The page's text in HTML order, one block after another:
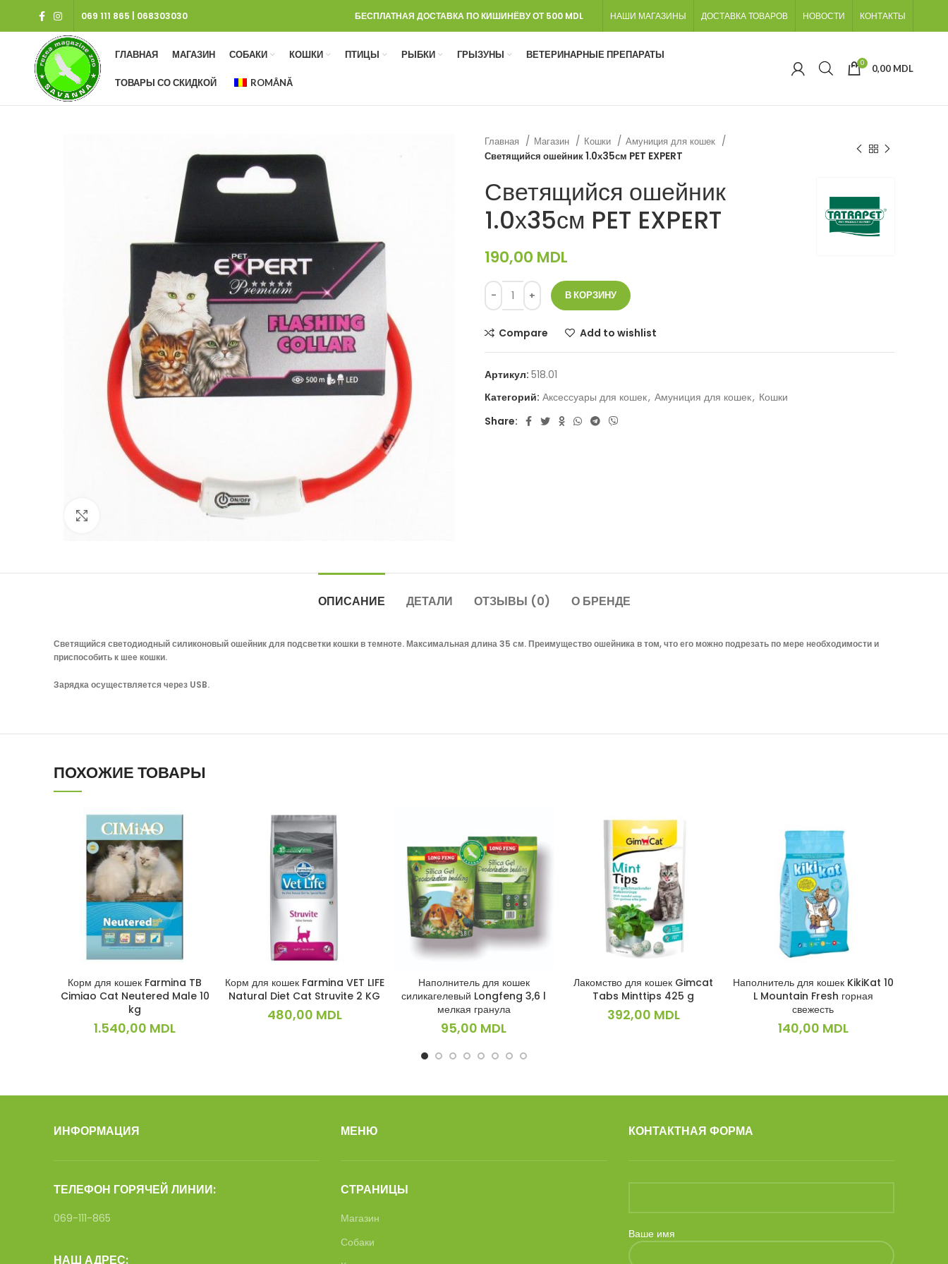
069 111 865 068303030 БЕСПЛАТНАЯ ДОСТАВКА ПО КИШИНЁВУ ОТ 500 MDL НАШИ МАГАЗИНЫ ДОСТАВКА ТОВАРОВ НОВОСТИ КОНТАКТЫ
ГЛАВНАЯ МАГАЗИН СОБАКИ КОШКИ ПТИЦЫ РЫБКИ ГРЫЗУНЫ ВЕТЕРИНАРНЫЕ ПРЕПАРАТЫ
ТОВАРЫ СО СКИДКОЙ ROMÂNĂ
0 0,00 MDL
Нажмите, чтобы увеличить
Главная Магазин Кошки
Амуниция для кошек
Светящийся ошейник 1.0х35см PET EXPERT
Светящийся ошейник
1.0х35см PET EXPERT
190,00 MDL
В КОРЗИНУ
Compare Add to wishlist
Артикул: 518.01
Категорий: Аксессуары для кошек, Амуниция для кошек, Кошки
Share:
ОПИСАНИЕ ДЕТАЛИ ОТЗЫВЫ (0) О БРЕНДЕ
Светящийся светодиодный силиконовый ошейник для подсветки кошки в темноте. Максимальная длина 35 см. Преимущество ошейника в том, что его можно подрезать по мере необходимости и
приспособить к шее кошки.
Зарядка осуществляется через USB.
ПОХОЖИЕ ТОВАРЫ
В КОРЗИНУ
Корм для кошек Farmina TB
Cimiao Cat Neutered Male 10
kg
1.540,00 MDL
В КОРЗИНУ
Корм для кошек Farmina VET LIFE
Natural Diet Cat Struvite 2 KG
480,00 MDL
В КОРЗИНУ
Наполнитель для кошек
силикагелевый Longfeng 3,6 l
мелкая гранула
95,00 MDL
В КОРЗИНУ
Лакомство для кошек Gimcat
Tabs Minttips 425 g
392,00 MDL
В КОРЗИНУ
Наполнитель для кошек KikiKat 10
L Mountain Fresh горная
свежесть
140,00 MDL
ИНФОРМАЦИЯ
ТЕЛЕФОН ГОРЯЧЕЙ ЛИНИИ:
069-111-865
НАШ АДРЕС:
МЕНЮ
СТРАНИЦЫ
Магазин
Собаки
КОНТАКТНАЯ ФОРМА
Ваше имя